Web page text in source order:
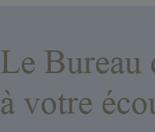
Le Bureau
à votre